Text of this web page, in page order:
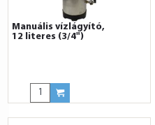
Manuális vízlágyító,
12 literes (3/4")